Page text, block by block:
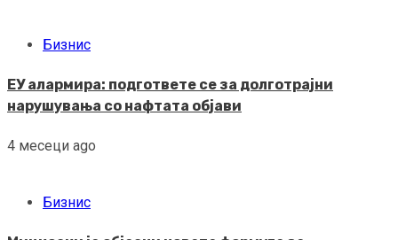
Бизнис
ЕУ алармира: подгответе се за долготрајни
нарушувања со нафтата објави
4 месеци ago
Бизнис